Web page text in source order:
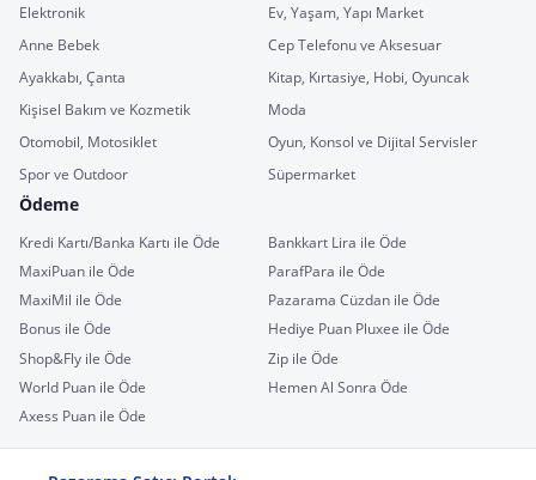
Elektronik
Ev, Yaşam, Yapı Market
Anne Bebek
Cep Telefonu ve Aksesuar
Ayakkabı, Çanta
Kitap, Kırtasiye, Hobi, Oyuncak
Kişisel Bakım ve Kozmetik
Moda
Otomobil, Motosiklet
Oyun, Konsol ve Dijital Servisler
Spor ve Outdoor
Süpermarket
Ödeme
Kredi Kartı/Banka Kartı ile Öde
Bankkart Lira ile Öde
MaxiPuan ile Öde
ParafPara ile Öde
MaxiMil ile Öde
Pazarama Cüzdan ile Öde
Bonus ile Öde
Hediye Puan Pluxee ile Öde
Shop&Fly ile Öde
Zip ile Öde
World Puan ile Öde
Hemen Al Sonra Öde
Axess Puan ile Öde